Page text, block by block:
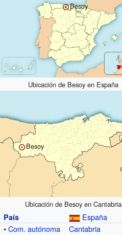
Besoy
Ubicación de Besoy en España
Besoy
Ubicación de Besoy en Cantabria
País
España
•Com. autónoma
Cantabria